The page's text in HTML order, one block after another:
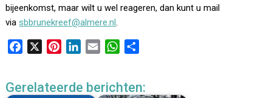
bijeenkomst, maar wilt u wel reageren, dan kunt u mail
via sbbrunekreef@almere.nl.
e
t
k
i
W
t
e
Gerelateerde berichten: